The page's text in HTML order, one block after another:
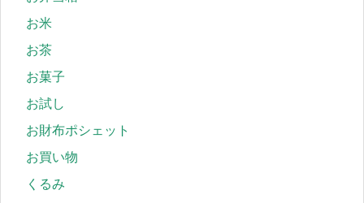
お米
お茶
お菓子
お試し
お財布ポシェット
お買い物
くるみ